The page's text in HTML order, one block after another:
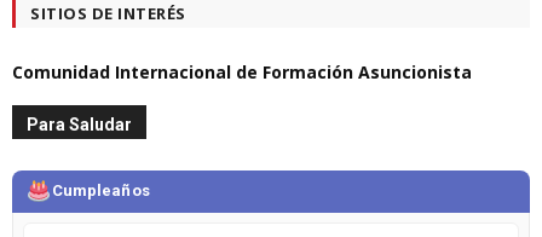
SITIOS DE INTERÉS
Comunidad Internacional de Formación Asuncionista
Para Saludar
Cumpleaños